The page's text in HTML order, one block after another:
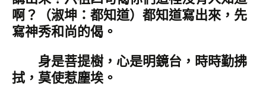
啊？（淑坤：都知道）都知道寫出來，先
寫神秀和尚的偈。
身是菩提樹，心是明鏡台，時時勤拂
拭，莫使惹塵埃。